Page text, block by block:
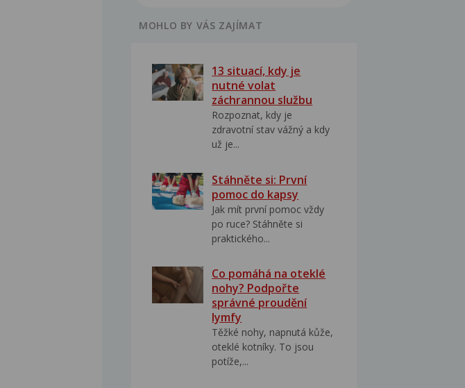
MOHLO BY VÁS ZAJÍMAT
13 situací, kdy je
nutné volat
záchrannou službu
Rozpoznat, kdy je
zdravotní stav vážný a kdy
už je...
Stáhněte si: První
pomoc do kapsy
Jak mít první pomoc vždy
po ruce? Stáhněte si
praktického...
Co pomáhá na oteklé
nohy? Podpořte
správné proudění
lymfy
Těžké nohy, napnutá kůže,
oteklé kotníky. To jsou
potíže,...